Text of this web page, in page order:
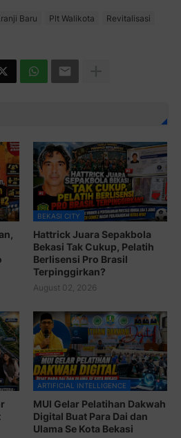
Baru Plt Walikota
Revitalisasi
BEKASI CITY
Hattrick Juara Sepakbola
Bekasi Tak Cukup, Pelatih
Berlisensi Pro Brasil
Terpinggirkan?
August 02, 2026
ARTIFICIAL INTELLIGENCE
MUI Gelar Pelatihan Dakwah
Digital Buat Para Dai dan
Ulama Se Kota Bekasi